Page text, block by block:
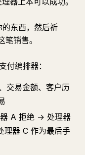
东西，然后祈
销售。
付编排器：
交易金额、客户历
A 拒绝 → 处理器
理器 C 作为最后手